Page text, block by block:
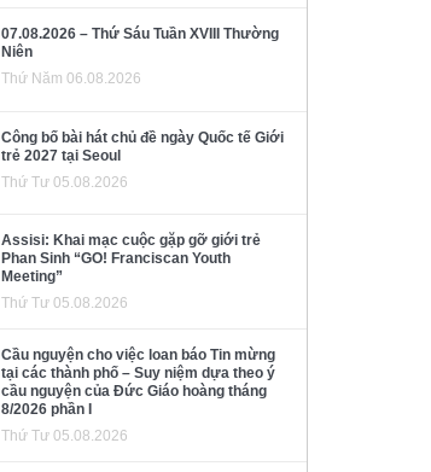
07.08.2026 – Thứ Sáu Tuần XVIII Thường
Niên
Thứ Năm 06.08.2026
Công bố bài hát chủ đề ngày Quốc tế Giới
trẻ 2027 tại Seoul
Thứ Tư 05.08.2026
Assisi: Khai mạc cuộc gặp gỡ giới trẻ
Phan Sinh “GO! Franciscan Youth
Meeting”
Thứ Tư 05.08.2026
Cầu nguyện cho việc loan báo Tin mừng
tại các thành phố – Suy niệm dựa theo ý
cầu nguyện của Đức Giáo hoàng tháng
8/2026 phần I
Thứ Tư 05.08.2026